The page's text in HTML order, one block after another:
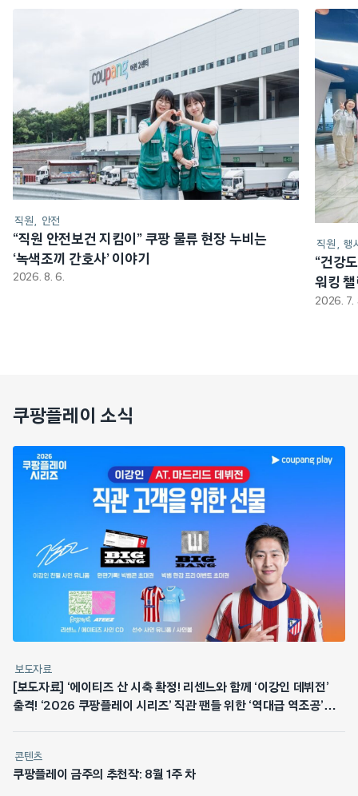
직원 안전
“직원 안전보건 지킴이” 쿠팡 물류 현장 누비는
‘녹색조끼 간호사’ 이야기
2026. 8. 6.
직원 행
“건강
워킹
2026. 7.
쿠팡플레이 소식
보도자료
[보도자료] ‘에이티즈 산 시축 확정! 리센느와 함께 ‘이강인 데뷔전’
출격! ‘2026 쿠팡플레이 시리즈’ 직관 팬들 위한 ‘역대급 역조공’
콘텐츠
쿠팡플레이 금주의 추천작: 8월 1주 차